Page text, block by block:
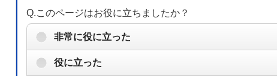
Q.このページはお役に立ちましたか？
非常に役に立った
役に立った